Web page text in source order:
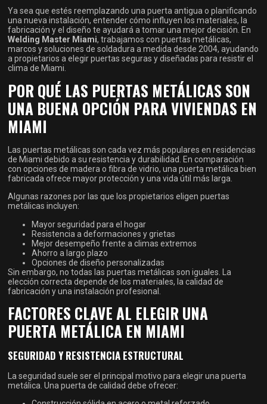
Ya sea que estés reemplazando una puerta antigua o planificando
una nueva instalación, entender cómo influyen los materiales, la
fabricación y el diseño te ayudará a tomar una mejor decisión. En
Welding Master Miami, trabajamos con puertas metálicas,
marcos y soluciones de soldadura a medida desde 2004, ayudando
a propietarios a elegir puertas seguras y diseñadas para resistir el
clima de Miami.
POR QUÉ LAS PUERTAS METÁLICAS SON
UNA BUENA OPCIÓN PARA VIVIENDAS EN
MIAMI
Las puertas metálicas son cada vez más populares en residencias
de Miami debido a su resistencia y durabilidad. En comparación
con opciones de madera o fibra de vidrio, una puerta metálica bien
fabricada ofrece mayor protección y una vida útil más larga.
Algunas razones por las que los propietarios eligen puertas
metálicas incluyen:
Mayor seguridad para el hogar
Resistencia a deformaciones y grietas
Mejor desempeño frente a climas extremos
Ahorro a largo plazo
Opciones de diseño personalizadas
Sin embargo, no todas las puertas metálicas son iguales. La
elección correcta depende de los materiales, la calidad de
fabricación y una instalación profesional.
FACTORES CLAVE AL ELEGIR UNA
PUERTA METÁLICA EN MIAMI
SEGURIDAD Y RESISTENCIA ESTRUCTURAL
La seguridad suele ser el principal motivo para elegir una puerta
metálica. Una puerta de calidad debe ofrecer: